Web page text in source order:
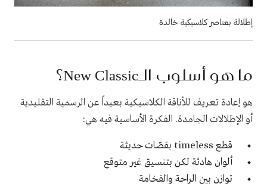
إطلالة بعناصر كلاسيكية خالدة
ما هو أسلوب الـNew Classic؟
هو إعادة تعريف للأناقة الكلاسيكية بعيداً عن الرسمية التقليدية
أو الإطلالات الجامدة. الفكرة الأساسية فيه هي:
قطع timeless بقصّات حديثة
ألوان هادئة لكن بتنسيق غير متوقع
توازن بين الراحة والفخامة